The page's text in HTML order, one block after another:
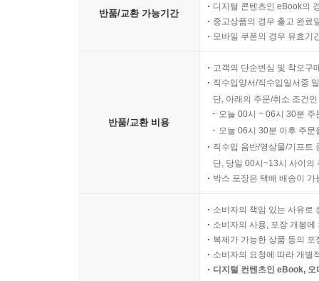
반품/교환 가능기간
디지털 콘텐츠인 eBook의
중고상품의 경우 출고 완료
모바일 쿠폰의 경우 유효기
반품/교환 비용
고객의 단순변심 및 착오구
직수입양서/직수입일서중
단, 아래의 주문/취소 조건
오늘 00시 ~ 06시 30분
오늘 06시 30분 이후 주
직수입 음반/영상물/기프트
단, 당일 00시~13시 사이의
박스 포장은 택배 배송이
소비자의 책임 있는 사유로
소비자의 사용, 포장 개봉
복제가 가능한 상품 등의
소비자의 요청에 따라 개별
디지털 컨텐츠인 eBook,